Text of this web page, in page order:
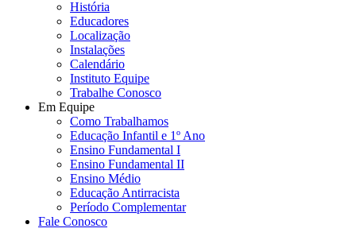
História
Educadores
Localização
Instalações
Calendário
Instituto Equipe
Trabalhe Conosco
Em Equipe
Como Trabalhamos
Educação Infantil e 1º Ano
Ensino Fundamental I
Ensino Fundamental II
Ensino Médio
Educação Antirracista
Período Complementar
Fale Conosco